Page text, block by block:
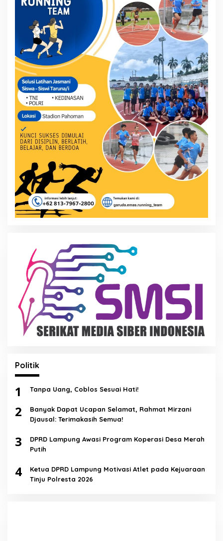
Politik
1 Tanpa Uang, Coblos Sesuai Hati!
2
Banyak Dapat Ucapan Selamat, Rahmat Mirzani
Djausal: Terimakasih Semua!
3
DPRD Lampung Awasi Program Koperasi Desa Merah
Putih
4
Ketua DPRD Lampung Motivasi Atlet pada Kejuaraan
Tinju Polresta 2026